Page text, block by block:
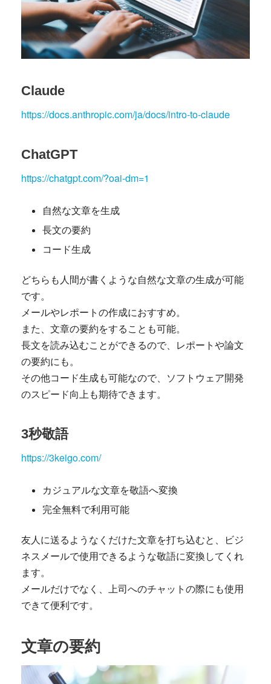
Claude
https://docs.anthropic.com/ja/docs/intro-to-claude
ChatGPT
https://chatgpt.com/?oai-dm=1
自然な文章を生成
長文の要約
コード生成
どちらも人間が書くような自然な文章の生成が可能
です。
メールやレポートの作成におすすめ。
また、文章の要約をすることも可能。
長文を読み込むことができるので、レポートや論文
の要約にも。
その他コード生成も可能なので、ソフトウェア開発
のスピード向上も期待できます。
3秒敬語
https://3keigo.com/
カジュアルな文章を敬語へ変換
完全無料で利用可能
友人に送るようなくだけた文章を打ち込むと、ビジ
ネスメールで使用できるような敬語に変換してくれ
ます。
メールだけでなく、上司へのチャットの際にも使用
できて便利です。
文章の要約